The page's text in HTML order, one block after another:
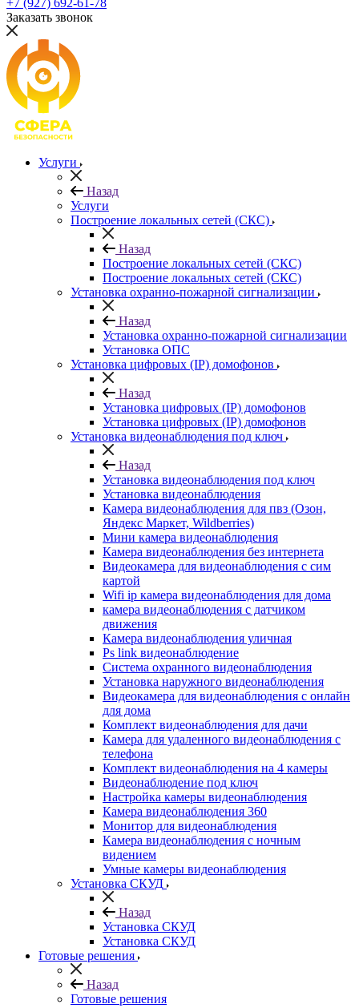
+7 (927) 692-61-78
Заказать звонок
Услуги
Назад
Услуги
Построение локальных сетей (СКС)
Назад
Построение локальных сетей (СКС)
Построение локальных сетей (СКС)
Установка охранно-пожарной сигнализации
Назад
Установка охранно-пожарной сигнализации
Установка ОПС
Установка цифровых (IP) домофонов
Назад
Установка цифровых (IP) домофонов
Установка цифровых (IP) домофонов
Установка видеонаблюдения под ключ
Назад
Установка видеонаблюдения под ключ
Установка видеонаблюдения
Камера видеонаблюдения для пвз (Озон,
Яндекс Маркет, Wildberries)
Мини камера видеонаблюдения
Камера видеонаблюдения без интернета
Видеокамера для видеонаблюдения с сим
картой
Wifi ip камера видеонаблюдения для дома
камера видеонаблюдения с датчиком
движения
Камера видеонаблюдения уличная
Ps link видеонаблюдение
Система охранного видеонаблюдения
Установка наружного видеонаблюдения
Видеокамера для видеонаблюдения с онлайн
для дома
Комплект видеонаблюдения для дачи
Камера для удаленного видеонаблюдения с
телефона
Комплект видеонаблюдения на 4 камеры
Видеонаблюдение под ключ
Настройка камеры видеонаблюдения
Камера видеонаблюдения 360
Монитор для видеонаблюдения
Камера видеонаблюдения с ночным
видением
Умные камеры видеонаблюдения
Установка СКУД
Назад
Установка СКУД
Установка СКУД
Готовые решения
Назад
Готовые решения